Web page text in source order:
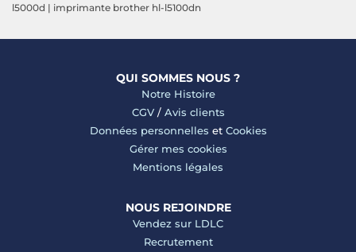
l5000d | imprimante brother hl-l5100dn
QUI SOMMES NOUS ?
Notre Histoire
CGV/ Avis clients
Données personnelles et Cookies
Gérer mes cookies
Mentions légales
NOUS REJOINDRE
Vendez sur LDLC
Recrutement